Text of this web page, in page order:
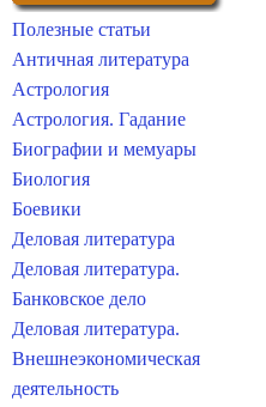
Полезные статьи
Античная литература
Астрология
Астрология. Гадание
Биографии и мемуары
Биология
Боевики
Деловая литература
Деловая литература.
Банковское дело
Деловая литература.
Внешнеэкономическая
деятельность